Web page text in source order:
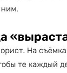
ним.
На
те каждый